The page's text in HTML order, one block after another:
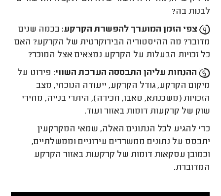
לבנות בה?
צפי הזמן המוערך להפשרת הקרקע: בכמה שנים
מדובר? מה ההיסטוריה הבירוקרטית של הקרקע? האם
כל זכויות הבעלות על הקרקע נמצאים אצל המוכר?
ההנחות עליהן התבססה הערכת השווי: פירוט על
מיקום הקרקע, גודל הקרקע, ייעודה הנוכחי, מצב
הזכויות (משכנתא, טאבו, חכירה), היתרי בנייה, מחירי
שוק של קרקעות דומות באזור ועוד.
כדי להגיע לכל הנתונים האלה, שמאי המקרקעין
יתבסס על נתונים ממשרדים עירוניים וממשלתיים,
וכמובן עסקאות דומות של קרקעות באזור הקרקע
המדוברת.